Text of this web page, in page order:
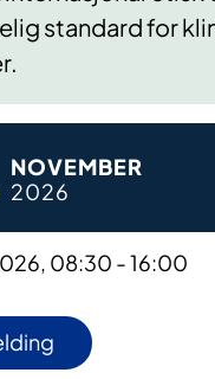
standard for
NOVEMBER
2026
08:30 - 16:00